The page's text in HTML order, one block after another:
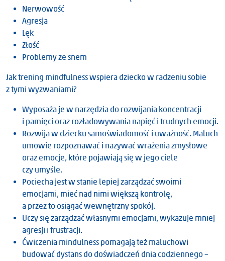
Nerwowość
Agresja
Lęk
Złość
Problemy ze snem
Jak trening mindfulness wspiera dziecko w radzeniu sobie
z tymi wyzwaniami?
Wyposaża je w narzędzia do rozwijania koncentracji
i pamięci oraz rozładowywania napięć i trudnych emocji.
Rozwija w dziecku samoświadomość i uważność. Maluch
umowie rozpoznawać i nazywać wrażenia zmysłowe
oraz emocje, które pojawiają się w jego ciele
czy umyśle.
Pociecha jest w stanie lepiej zarządzać swoimi
emocjami, mieć nad nimi większą kontrolę,
a przez to osiągać wewnętrzny spokój.
Uczy się zarządzać własnymi emocjami, wykazuje mniej
agresji i frustracji.
Ćwiczenia mindulness pomagają też maluchowi
budować dystans do doświadczeń dnia codziennego –